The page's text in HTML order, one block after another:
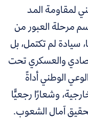
لمقاومة المد
مرحلة العبور من
سيادة لم تكتمل، بل
والعسكري تحت
الوطني أداةً
وشعارًا رجعيًّا
آمال الشعوب.